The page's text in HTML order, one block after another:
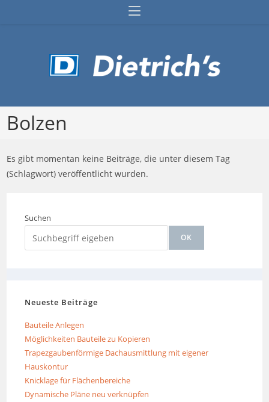
Bolzen
Es gibt momentan keine Beiträge, die unter diesem Tag
(Schlagwort) veröffentlicht wurden.
Suchen
OK
Neueste Beiträge
Bauteile Anlegen
Möglichkeiten Bauteile zu Kopieren
Trapezgaubenförmige Dachausmittlung mit eigener
Hauskontur
Knicklage für Flächenbereiche
Dynamische Pläne neu verknüpfen